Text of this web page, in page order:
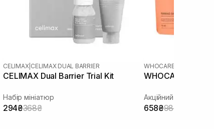
CELIMAX CELIMAX DUAL BARRIER
CELIMAX Dual Barrier Trial Kit
Набір мініатюр
294₴368₴
WHOCARES
WHOCARES
Акційний набір
658₴987₴